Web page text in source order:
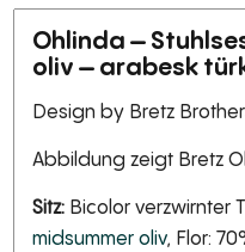
Ohlinda –
oliv – arabesk
Design by Bretz
Abbildung zeigt Bretz
Sitz: Bicolor verzwirnter
midsummer oliv, Flor: